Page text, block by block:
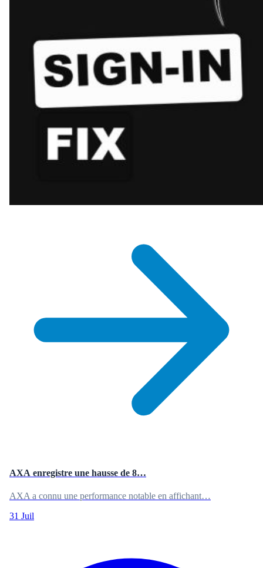
AXA enregistre une hausse de 8…
AXA a connu une performance notable en affichant…
31 Juil